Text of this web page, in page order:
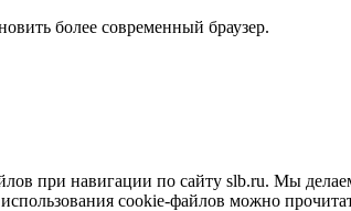
более современный браузер.
при навигации по сайту slb.ru. Мы
cookie-файлов можно